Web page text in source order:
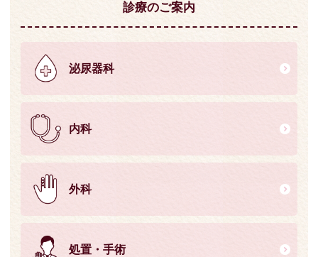
診療のご案内
泌尿器科
内科
外科
処置・手術